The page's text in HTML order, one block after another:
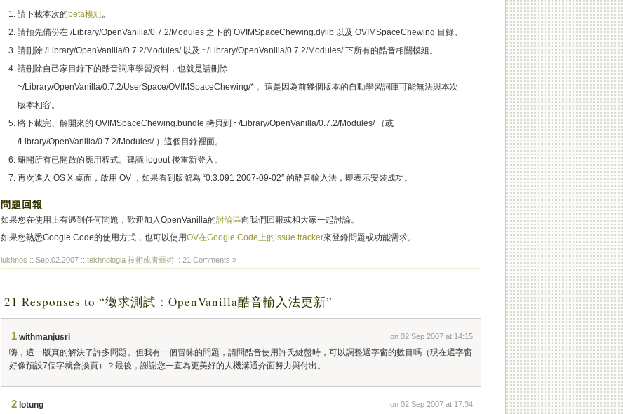
請下載本次的beta模組 。
請預先備份在 /Library/OpenVanilla/0.7.2/Modules 之下的 OVIMSpaceChewing.dylib 以及 OVIMSpaceChewing 目錄。
請刪除 /Library/OpenVanilla/0.7.2/Modules/ 以及 ~/Library/OpenVanilla/0.7.2/Modules/ 下所有的酷音相關模組。
請刪除自己家目錄下的酷音詞庫學習資料，也就是請刪除
~/Library/OpenVanilla/0.7.2/UserSpace/OVIMSpaceChewing/* 。這是因為前幾個版本的自動學習詞庫可能無法與本次
版本相容。
將下載完、解開來的 OVIMSpaceChewing.bundle 拷貝到 ~/Library/OpenVanilla/0.7.2/Modules/ （或
/Library/OpenVanilla/0.7.2/Modules/ ）這個目錄裡面。
離開所有已開啟的應用程式。建議 logout 後重新登入。
再次進入 OS X 桌面，啟用 OV ，如果看到版號為 “0.3.091 2007-09-02″ 的酷音輸入法，即表示安裝成功。
問題回報
如果您在使用上有遇到任何問題，歡迎加入OpenVanilla的討論區向我們回報或和大家一起討論。
如果您熟悉Google Code的使用方式，也可以使用OV在Google Code上的issue tracker來登錄問題或功能需求。
lukhnos :: Sep.02.2007 :: tekhnologia 技術或者藝術:: 21 Comments »
21 Responses to “徵求測試：OpenVanilla酷音輸入法更新”
on 02 Sep 2007 at 14:15
1 withmanjusri
嗨，這一版真的解決了許多問題。但我有一個冒昧的問題，請問酷音使用許氏鍵盤時，可以調整選字窗的數目嗎（現在選字窗
好像預設7個字就會換頁）？最後，謝謝您一直為更美好的人機溝通介面努力與付出。
on 02 Sep 2007 at 17:34
2 lotung